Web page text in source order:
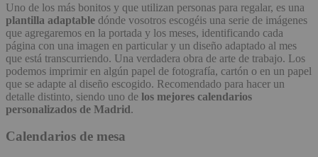
Uno de los más bonitos y que utilizan personas para regalar, es una
plantilla adaptable dónde vosotros escogéis una serie de imágenes
que agregaremos en la portada y los meses, identificando cada
página con una imagen en particular y un diseño adaptado al mes
que está transcurriendo. Una verdadera obra de arte de trabajo. Los
podemos imprimir en algún papel de fotografía, cartón o en un papel
que se adapte al diseño escogido. Recomendado para hacer un
detalle distinto, siendo uno de los mejores calendarios
personalizados de Madrid.
Calendarios de mesa